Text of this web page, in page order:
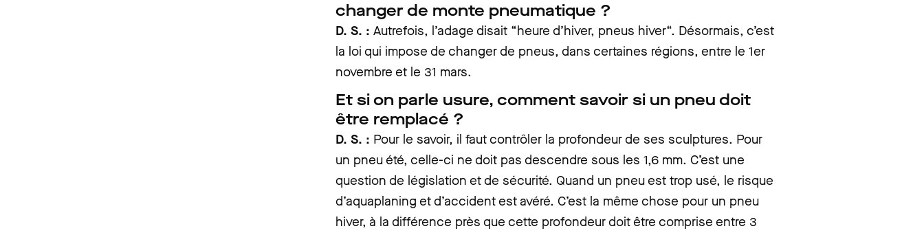
changer de monte pneumatique ?
D. S. : Autrefois, l’adage disait “heure d’hiver, pneus hiver“. Désormais, c’est
la loi qui impose de changer de pneus, dans certaines régions, entre le 1er
novembre et le 31 mars.
Et si on parle usure, comment savoir si un pneu doit
être remplacé ?
D. S. : Pour le savoir, il faut contrôler la profondeur de ses sculptures. Pour
un pneu été, celle-ci ne doit pas descendre sous les 1,6 mm. C’est une
question de législation et de sécurité. Quand un pneu est trop usé, le risque
d’aquaplaning et d’accident est avéré. C’est la même chose pour un pneu
hiver, à la différence près que cette profondeur doit être comprise entre 3